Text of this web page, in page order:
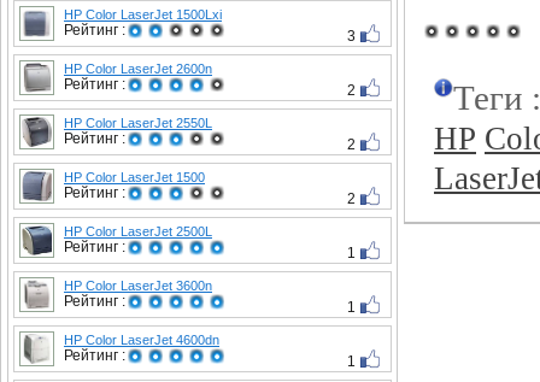
HP Color LaserJet 1500Lxi
Рейтинг : 3
HP Color LaserJet 2600n
Рейтинг : 2
HP Color LaserJet 2550L
Рейтинг : 2
HP Color LaserJet 1500
Рейтинг : 2
HP Color LaserJet 2500L
Рейтинг : 1
HP Color LaserJet 3600n
Рейтинг : 1
HP Color LaserJet 4600dn
Рейтинг : 1
Теги
HP